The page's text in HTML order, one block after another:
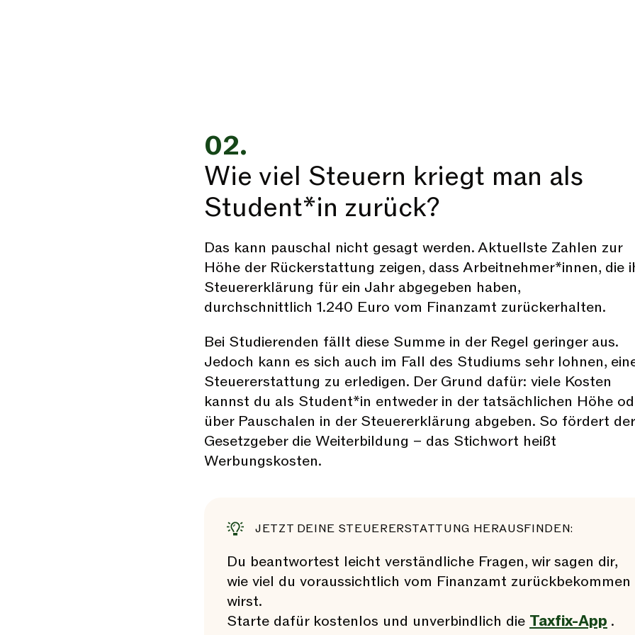
02.
Wie viel Steuern kriegt man als
Student*in zurück?
Das kann pauschal nicht gesagt werden. Aktuellste Zahlen zur
Höhe der Rückerstattung zeigen, dass Arbeitnehmer*innen, die
Steuererklärung für ein Jahr abgegeben haben,
durchschnittlich 1.240 Euro vom Finanzamt zurückerhalten.
Bei Studierenden fällt diese Summe in der Regel geringer aus.
Jedoch kann es sich auch im Fall des Studiums sehr lohnen,
Steuererstattung zu erledigen. Der Grund dafür: viele Kosten
kannst du als Student*in entweder in der tatsächlichen Höhe
über Pauschalen in der Steuererklärung abgeben. So fördert der
Gesetzgeber die Weiterbildung – das Stichwort heißt
Werbungskosten.
JETZT DEINE STEUERERSTATTUNG HERAUSFINDEN:
Du beantwortest leicht verständliche Fragen, wir sagen dir,
wie viel du voraussichtlich vom Finanzamt zurückbekommen
wirst.
Starte dafür kostenlos und unverbindlich die Taxfix-App .